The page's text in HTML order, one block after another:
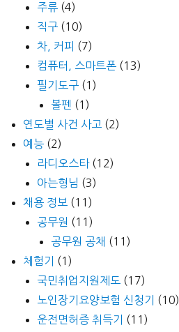
주류 (4)
직구 (10)
차, 커피 (7)
컴퓨터, 스마트폰 (13)
필기도구 (1)
볼펜 (1)
연도별 사건 사고 (2)
예능 (2)
라디오스타(12)
아는형님 (3)
채용 정보 (11)
공무원 (11)
공무원 공채 (11)
체험기
(1)
국민취업지원제도 (17)
노인장기요양보험 신청기
(10)
운전면허증 취득기
(11)